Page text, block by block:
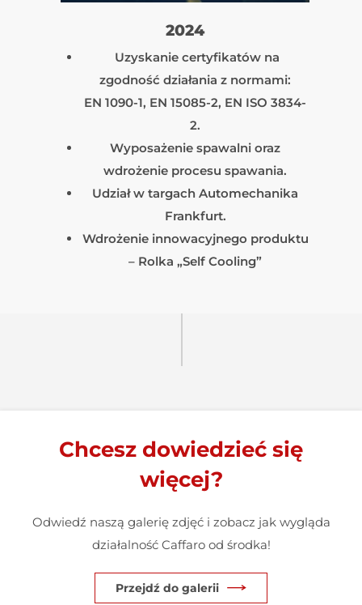
2024
Uzyskanie certyfikatów na
zgodność działania z normami:
EN 1090-1, EN 15085-2, EN ISO 3834-
2.
Wyposażenie spawalni oraz
wdrożenie procesu spawania.
Udział w targach Automechanika
Frankfurt.
Wdrożenie innowacyjnego produktu
– Rolka „Self Cooling”
Chcesz dowiedzieć się
więcej?
Odwiedź naszą galerię zdjęć i zobacz jak wygląda
działalność Caffaro od środka!
Przejdź do galerii